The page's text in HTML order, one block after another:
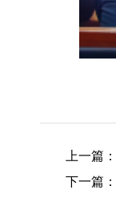
上一篇：
下一篇：